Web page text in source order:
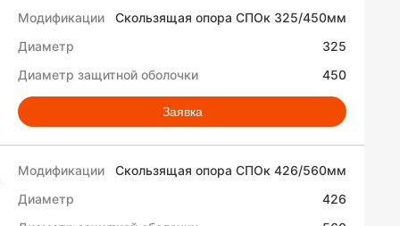
Скользящая опора СПОк 325/450мм
325
450
Заявка
Скользящая опора СПОк 426/560мм
426